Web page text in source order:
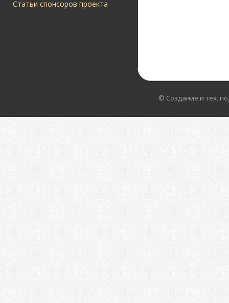
Статьи спонсоров проекта
© Создание и тех.